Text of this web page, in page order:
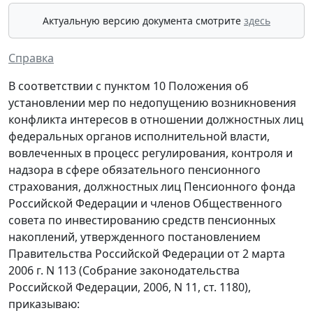
Актуальную версию документа смотрите здесь
Справка
В соответствии с пунктом 10 Положения об
установлении мер по недопущению возникновения
конфликта интересов в отношении должностных лиц
федеральных органов исполнительной власти,
вовлеченных в процесс регулирования, контроля и
надзора в сфере обязательного пенсионного
страхования, должностных лиц Пенсионного фонда
Российской Федерации и членов Общественного
совета по инвестированию средств пенсионных
накоплений, утвержденного постановлением
Правительства Российской Федерации от 2 марта
2006 г. N 113 (Собрание законодательства
Российской Федерации, 2006, N 11, ст. 1180),
приказываю: